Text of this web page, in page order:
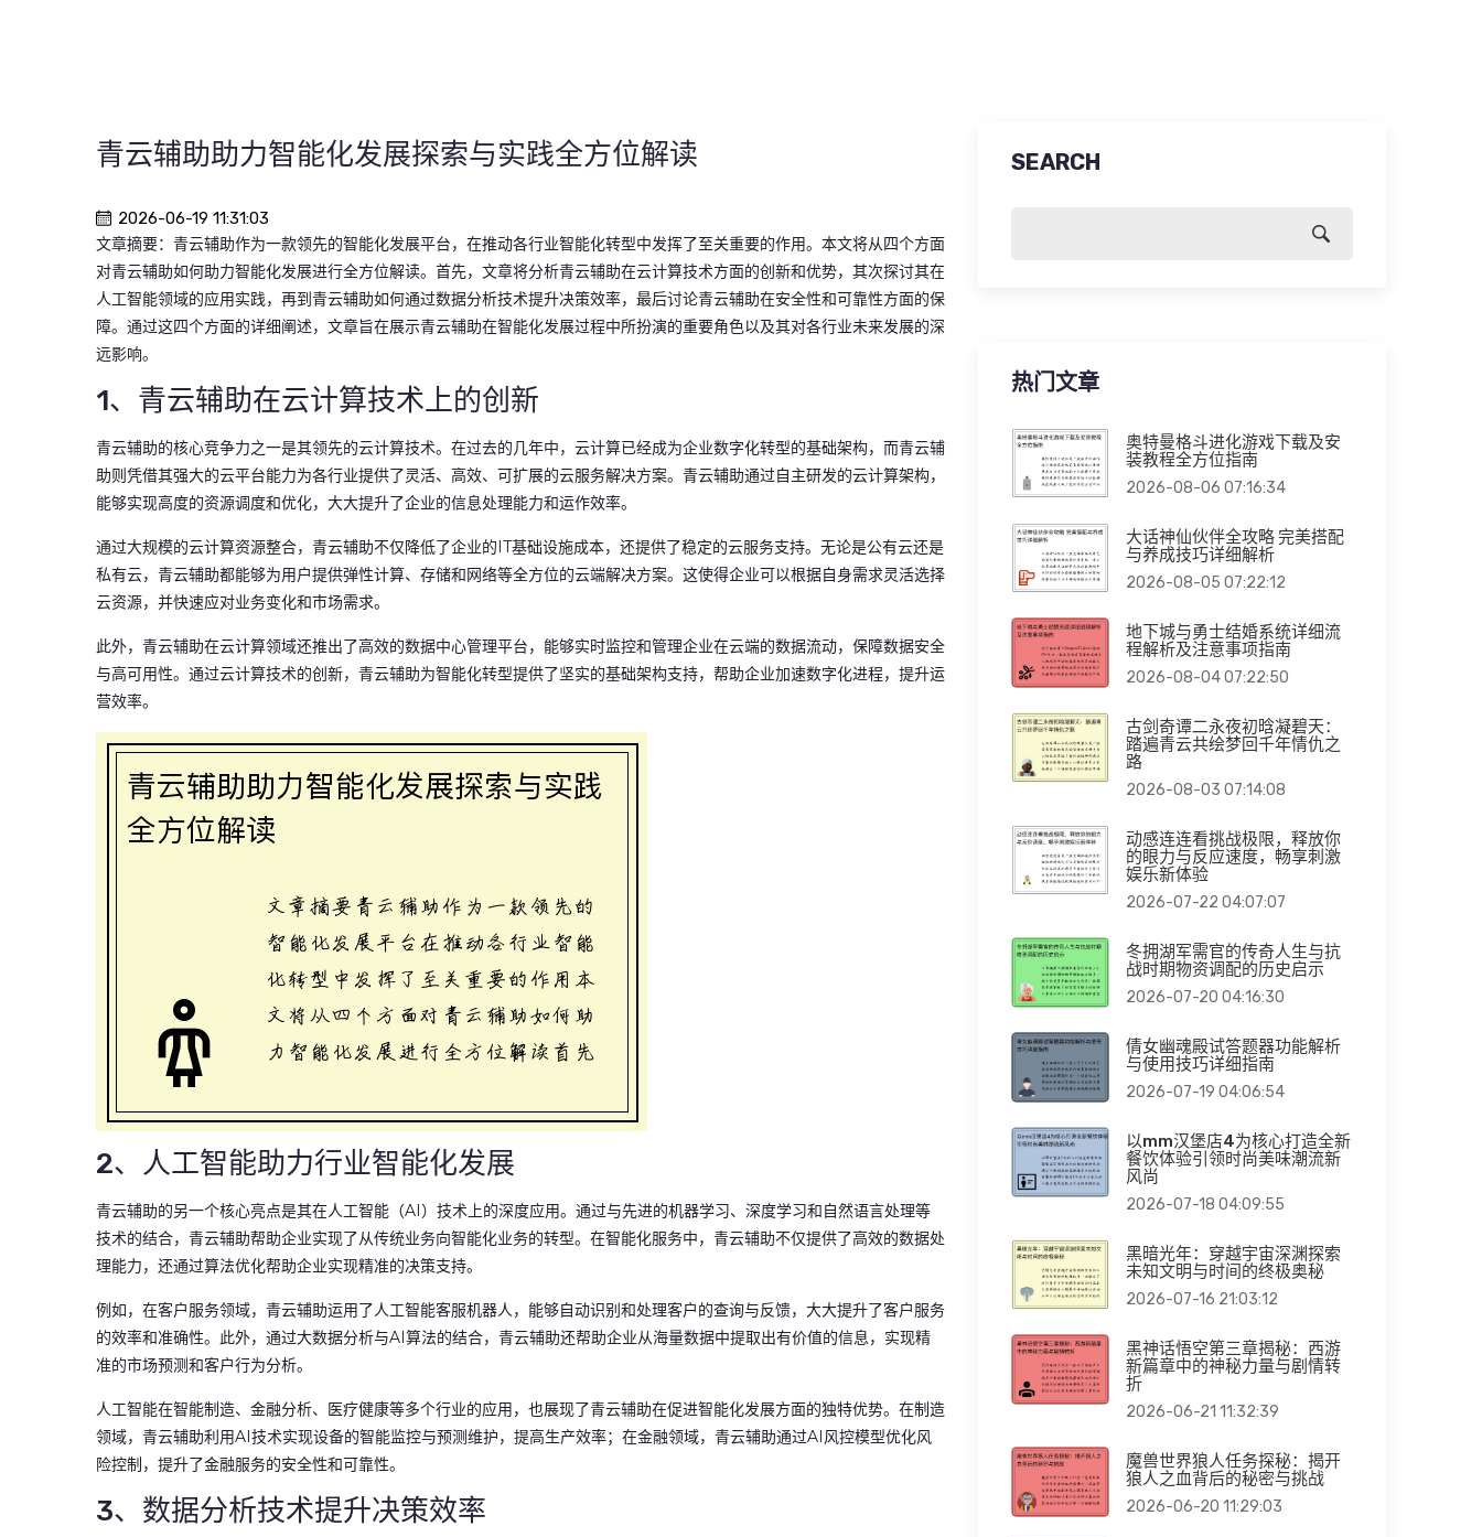
青云辅助助力智能化发展探索与实践全方位解读
2026-06-19 11:31:03
文章摘要：青云辅助作为一款领先的智能化发展平台，在推动各行业智能化转型中发挥了至关重要的作用。本文将从四个方面
对青云辅助如何助力智能化发展进行全方位解读。首先，文章将分析青云辅助在云计算技术方面的创新和优势，其次探讨其在
人工智能领域的应用实践，再到青云辅助如何通过数据分析技术提升决策效率，最后讨论青云辅助在安全性和可靠性方面的保
障。通过这四个方面的详细阐述，文章旨在展示青云辅助在智能化发展过程中所扮演的重要角色以及其对各行业未来发展的深
远影响。
1、青云辅助在云计算技术上的创新
青云辅助的核心竞争力之一是其领先的云计算技术。在过去的几年中，云计算已经成为企业数字化转型的基础架构，而青云辅
助则凭借其强大的云平台能力为各行业提供了灵活、高效、可扩展的云服务解决方案。青云辅助通过自主研发的云计算架构，
能够实现高度的资源调度和优化，大大提升了企业的信息处理能力和运作效率。
通过大规模的云计算资源整合，青云辅助不仅降低了企业的IT基础设施成本，还提供了稳定的云服务支持。无论是公有云还是
私有云，青云辅助都能够为用户提供弹性计算、存储和网络等全方位的云端解决方案。这使得企业可以根据自身需求灵活选择
云资源，并快速应对业务变化和市场需求。
此外，青云辅助在云计算领域还推出了高效的数据中心管理平台，能够实时监控和管理企业在云端的数据流动，保障数据安全
与高可用性。通过云计算技术的创新，青云辅助为智能化转型提供了坚实的基础架构支持，帮助企业加速数字化进程，提升运
营效率。
2、人工智能助力行业智能化发展
青云辅助的另一个核心亮点是其在人工智能（AI）技术上的深度应用。通过与先进的机器学习、深度学习和自然语言处理等
技术的结合，青云辅助帮助企业实现了从传统业务向智能化业务的转型。在智能化服务中，青云辅助不仅提供了高效的数据处
理能力，还通过算法优化帮助企业实现精准的决策支持。
例如，在客户服务领域，青云辅助运用了人工智能客服机器人，能够自动识别和处理客户的查询与反馈，大大提升了客户服务
的效率和准确性。此外，通过大数据分析与AI算法的结合，青云辅助还帮助企业从海量数据中提取出有价值的信息，实现精
准的市场预测和客户行为分析。
人工智能在智能制造、金融分析、医疗健康等多个行业的应用，也展现了青云辅助在促进智能化发展方面的独特优势。在制造
领域，青云辅助利用AI技术实现设备的智能监控与预测维护，提高生产效率；在金融领域，青云辅助通过AI风控模型优化风
险控制，提升了金融服务的安全性和可靠性。
3、数据分析技术提升决策效率
SEARCH
热门文章
奥特曼格斗进化游戏下载及安
装教程全方位指南
2026-08-06 07:16:34
大话神仙伙伴全攻略 完美搭配
与养成技巧详细解析
2026-08-05 07:22:12
地下城与勇士结婚系统详细流
程解析及注意事项指南
2026-08-04 07:22:50
古剑奇谭二永夜初晗凝碧天：
踏遍青云共绘梦回千年情仇之
路
2026-08-03 07:14:08
动感连连看挑战极限，释放你
的眼力与反应速度，畅享刺激
娱乐新体验
2026-07-22 04:07:07
冬拥湖军需官的传奇人生与抗
战时期物资调配的历史启示
2026-07-20 04:16:30
倩女幽魂殿试答题器功能解析
与使用技巧详细指南
2026-07-19 04:06:54
以mm汉堡店4为核心打造全新
餐饮体验引领时尚美味潮流新
风尚
2026-07-18 04:09:55
黑暗光年：穿越宇宙深渊探索
未知文明与时间的终极奥秘
2026-07-16 21:03:12
黑神话悟空第三章揭秘：西游
新篇章中的神秘力量与剧情转
折
2026-06-21 11:32:39
魔兽世界狼人任务探秘：揭开
狼人之血背后的秘密与挑战
2026-06-20 11:29:03